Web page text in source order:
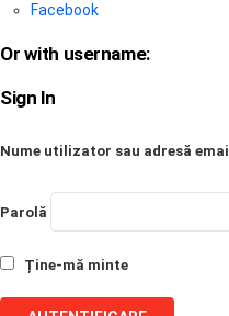
Facebook
Or with username:
Sign In
Nume utilizator sau adresă email
Parolă
Ține-mă minte